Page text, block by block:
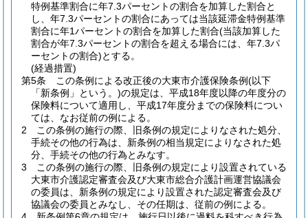
特例基準割合に年7.3パーセントの割合を加算した割合と
し、年7.3パーセントの割合にあっては当該延滞金特例基準
割合に年1パーセントの割合を加算した割合(当該加算した
割合が年7.3パーセントの割合を超える場合には、年7.3パ
ーセントの割合)とする。
(経過措置)
第5条
この条例による改正後の大東市介護保険条例(以下
「新条例」という。)の規定は、平成18年度以降の年度分の
保険料について適用し、平成17年度分までの保険料につい
ては、なお従前の例による。
2
この条例の施行の際、旧条例の規定によりなされた処分、
手続その他の行為は、新条例の相当規定によりなされた処
分、手続その他の行為とみなす。
3
この条例の施行の際、旧条例の規定により設置されている
大東市介護認定審査会及び大東市総合介護計画運営協議会
の委員は、新条例の規定により設置された認定審査会及び
協議会の委員とみなし、その任期は、従前の例による。